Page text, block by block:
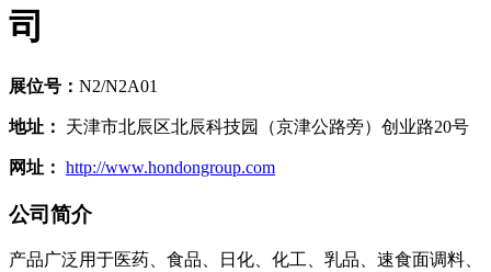
司
展位号： N2/N2A01
地址： 天津市北辰区北辰科技园（京津公路旁）创业路20号
网址： http://www.hondongroup.com
公司简介
产品广泛用于医药、食品、日化、化工、乳品、速食面调料、